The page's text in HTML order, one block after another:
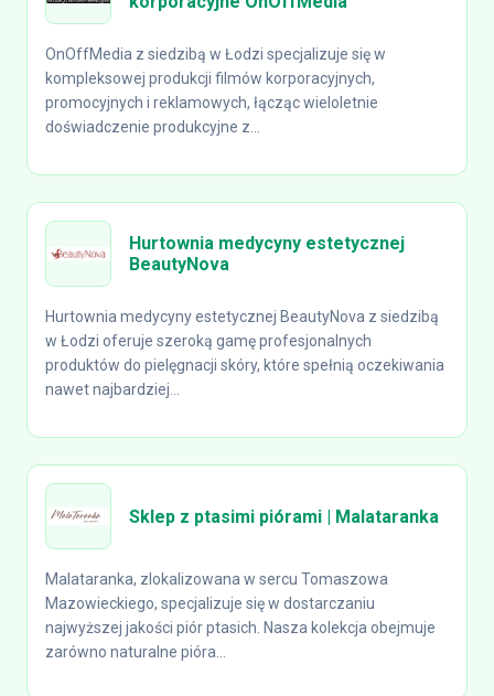
OnOffMedia z siedzibą w Łodzi specjalizuje się w
kompleksowej produkcji filmów korporacyjnych,
promocyjnych i reklamowych, łącząc wieloletnie
doświadczenie produkcyjne z...
Hurtownia medycyny estetycznej
BeautyNova
Hurtownia medycyny estetycznej BeautyNova z siedzibą
w Łodzi oferuje szeroką gamę profesjonalnych
produktów do pielęgnacji skóry, które spełnią oczekiwania
nawet najbardziej...
Sklep z ptasimi piórami | Malataranka
Malataranka, zlokalizowana w sercu Tomaszowa
Mazowieckiego, specjalizuje się w dostarczaniu
najwyższej jakości piór ptasich. Nasza kolekcja obejmuje
zarówno naturalne pióra...